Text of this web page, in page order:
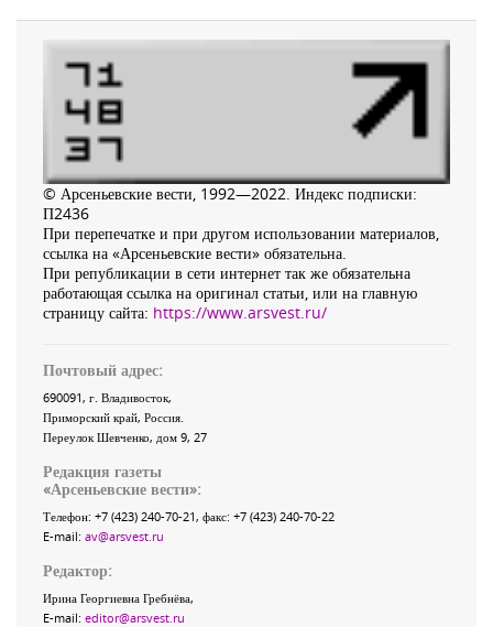
© Арсеньевские вести, 1992—2022. Индекс подписки:
П2436
При перепечатке и при другом использовании материалов,
ссылка на «Арсеньевские вести» обязательна.
При републикации в сети интернет так же обязательна
работающая ссылка на оригинал статьи, или на главную
страницу сайта: https://www.arsvest.ru/
Почтовый адрес:
690091, г. Владивосток,
Приморский край, Россия
Переулок Шевченко, дом 9, 27
Редакция газеты
«Арсеньевские вести»:
Телефон: +7 (423) 240-70-21, факс: +7 (423) 240-70-22
E-mail: av@arsvest.ru
Редактор:
Ирина Георгиевна Гребнёва,
E-mail: editor@arsvest.ru